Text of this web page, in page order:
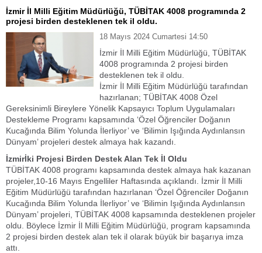
İzmir İl Milli Eğitim Müdürlüğü, TÜBİTAK 4008 programında 2
projesi birden desteklenen tek il oldu.
18 Mayıs 2024 Cumartesi 14:50
İzmir İl Milli Eğitim Müdürlüğü, TÜBİTAK
4008 programında 2 projesi birden
desteklenen tek il oldu.
İzmir İl Milli Eğitim Müdürlüğü tarafından
hazırlanan; TÜBİTAK 4008 Özel
Gereksinimli Bireylere Yönelik Kapsayıcı Toplum Uygulamaları
Destekleme Programı kapsamında ‘Özel Öğrenciler Doğanın
Kucağında Bilim Yolunda İlerliyor’ ve ‘Bilimin Işığında Aydınlansın
Dünyam’ projeleri destek almaya hak kazandı.
İzmirİki Projesi Birden Destek Alan Tek İl Oldu
TÜBİTAK 4008 programı kapsamında destek almaya hak kazanan
projeler,10-16 Mayıs Engelliler Haftasında açıklandı. İzmir İl Milli
Eğitim Müdürlüğü tarafından hazırlanan ‘Özel Öğrenciler Doğanın
Kucağında Bilim Yolunda İlerliyor’ ve ‘Bilimin Işığında Aydınlansın
Dünyam’ projeleri, TÜBİTAK 4008 kapsamında desteklenen projeler
oldu. Böylece İzmir İl Milli Eğitim Müdürlüğü, program kapsamında
2 projesi birden destek alan tek il olarak büyük bir başarıya imza
attı.